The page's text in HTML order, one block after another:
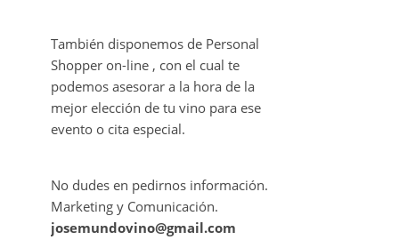
Mundovino ofrece los servicios de
publicidad en la Web .
También disponemos de Personal
Shopper on-line , con el cual te
podemos asesorar a la hora de la